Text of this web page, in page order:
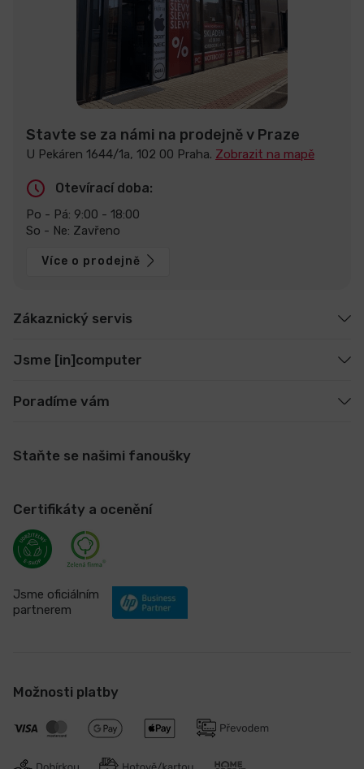
Stavte se za námi na prodejně v Praze
U Pekáren 1644/1a, 102 00 Praha. Zobrazit na mapě
Otevírací doba:
Po - Pá: 9:00 - 18:00
So - Ne: Zavřeno
Více o prodejně
Zákaznický servis
Jsme [in]computer
Poradíme vám
Staňte se našimi fanoušky
Certifikáty a ocenění
Jsme oficiálním
partnerem
Možnosti platby